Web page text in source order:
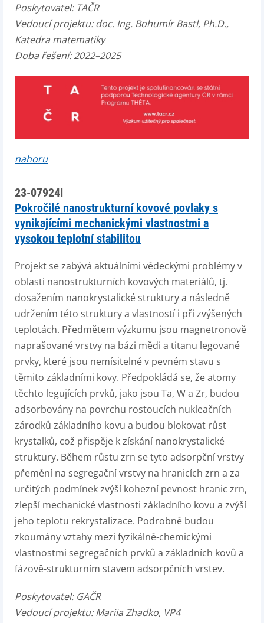
Poskytovatel: TAČR
Vedoucí projektu:doc. Ing. Bohumír Bastl, Ph.D.,
Katedra matematiky
Doba řešení: 2022–2025
nahoru
23-07924I
Pokročilé nanostrukturní kovové povlaky s
vynikajícími mechanickými vlastnostmi a
vysokou teplotní stabilitou
Projekt se zabývá aktuálními vědeckými problémy v
oblasti nanostrukturních kovových materiálů, tj.
dosažením nanokrystalické struktury a následně
udržením této struktury a vlastností i při zvýšených
teplotách. Předmětem výzkumu jsou magnetronově
naprašované vrstvy na bázi mědi a titanu legované
prvky, které jsou nemísitelné v pevném stavu s
těmito základními kovy. Předpokládá se, že atomy
těchto legujících prvků, jako jsou Ta, W a Zr, budou
adsorbovány na povrchu rostoucích nukleačních
zárodků základního kovu a budou blokovat růst
krystalků, což přispěje k získání nanokrystalické
struktury. Během růstu zrn se tyto adsorpční vrstvy
přemění na segregační vrstvy na hranicích zrn a za
určitých podmínek zvýší kohezní pevnost hranic zrn,
zlepší mechanické vlastnosti základního kovu a zvýší
jeho teplotu rekrystalizace. Podrobně budou
zkoumány vztahy mezi fyzikálně-chemickými
vlastnostmi segregačních prvků a základních kovů a
fázově-strukturním stavem adsorpčních vrstev.
Poskytovatel: GAČR
Vedoucí projektu:Mariia Zhadko, VP4